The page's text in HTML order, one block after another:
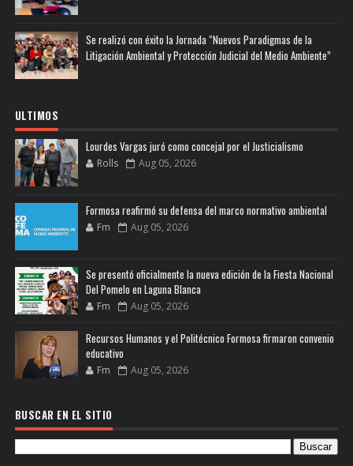
Se realizó con éxito la Jornada “Nuevos Paradigmas de la
Litigación Ambiental y Protección Judicial del Medio Ambiente”
ULTIMOS
Lourdes Vargas juró como concejal por el Justicialismo
Rolls Aug 05, 2026
Formosa reafirmó su defensa del marco normativo ambiental
Fm Aug 05, 2026
Se presentó oficialmente la nueva edición de la Fiesta Nacional
Del Pomelo en Laguna Blanca
Fm Aug 05, 2026
Recursos Humanos y el Politécnico Formosa firmaron convenio
educativo
Fm Aug 05, 2026
BUSCAR EN EL SITIO